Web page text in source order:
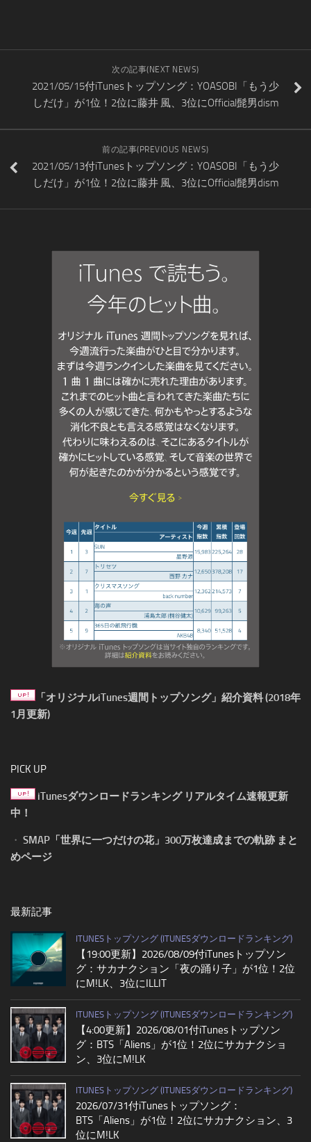
次の記事(NEXT NEWS)
2021/05/15付iTunesトップソング：YOASOBI「もう少
しだけ」が1位！2位に藤井 風、3位にOfficial髭男dism
前の記事(PREVIOUS NEWS)
2021/05/13付iTunesトップソング：YOASOBI「もう少
しだけ」が1位！2位に藤井 風、3位にOfficial髭男dism
「オリジナルiTunes週間トップソング」紹介資料 (2018年
1月更新)
PICK UP
iTunesダウンロードランキング リアルタイム速報更新
中！
・ SMAP「世界に一つだけの花」300万枚達成までの軌跡 まと
めページ
最新記事
ITUNESトップソング (ITUNESダウンロードランキング)
【19:00更新】2026/08/09付iTunesトップソン
グ：サカナクション「夜の踊り子」が1位！2位
にM!LK、3位にILLIT
ITUNESトップソング (ITUNESダウンロードランキング)
【4:00更新】2026/08/01付iTunesトップソン
グ：BTS「Aliens」が1位！2位にサカナクショ
ン、3位にM!LK
ITUNESトップソング (ITUNESダウンロードランキング)
2026/07/31付iTunesトップソング：
BTS「Aliens」が1位！2位にサカナクション、3
位にM!LK